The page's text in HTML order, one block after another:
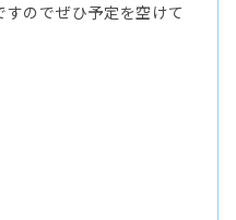
のでぜひ予定を空けて